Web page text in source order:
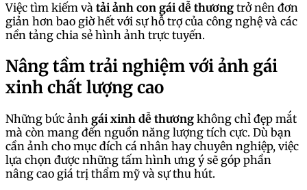
Việc tìm kiếm và tải ảnh con gái dễ thương trở nên đơn
giản hơn bao giờ hết với sự hỗ trợ của công nghệ và các
nền tảng chia sẻ hình ảnh trực tuyến.
Nâng tầm trải nghiệm với ảnh gái
xinh chất lượng cao
Những bức ảnh gái xinh dễ thương không chỉ đẹp mắt
mà còn mang đến nguồn năng lượng tích cực. Dù bạn
cần ảnh cho mục đích cá nhân hay chuyên nghiệp, việc
lựa chọn được những tấm hình ưng ý sẽ góp phần
nâng cao giá trị thẩm mỹ và sự thu hút.